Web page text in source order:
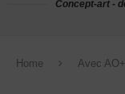
Concept-art -
Home Avec